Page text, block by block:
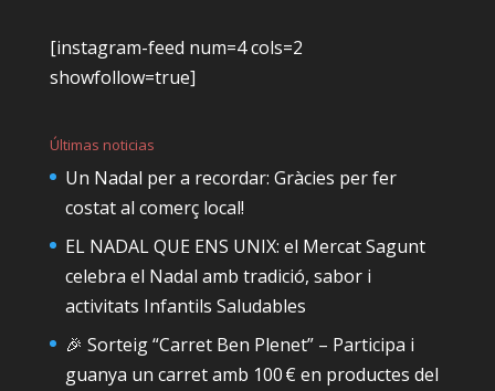
[instagram-feed num=4 cols=2
showfollow=true]
Últimas noticias
Un Nadal per a recordar: Gràcies per fer
costat al comerç local!
EL NADAL QUE ENS UNIX: el Mercat Sagunt
celebra el Nadal amb tradició, sabor i
activitats Infantils Saludables
🎉 Sorteig “Carret Ben Plenet” – Participa i
guanya un carret amb 100 € en productes del